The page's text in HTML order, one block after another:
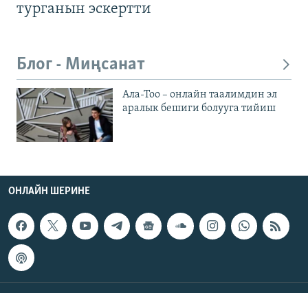
турганын эскертти
Блог - Миңсанат
Ала-Тоо – онлайн таалимдин эл
аралык бешиги болууга тийиш
ОНЛАЙН ШЕРИНЕ